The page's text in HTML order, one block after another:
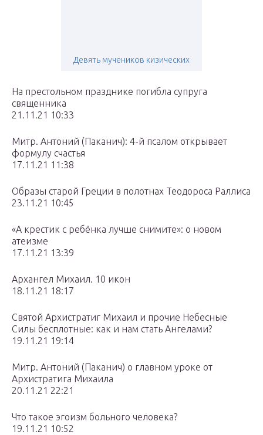
Девять мучеников кизических
На престольном празднике погибла супруга
священника
21.11.21 10:33
Митр. Антоний (Паканич): 4-й псалом открывает
формулу счастья
17.11.21 11:38
Образы старой Греции в полотнах Теодороса Раллиса
23.11.21 10:45
«А крестик с ребёнка лучше снимите»: о новом
атеизме
17.11.21 13:39
Архангел Михаил. 10 икон
18.11.21 18:17
Святой Архистратиг Михаил и прочие Небесные
Силы бесплотные: как и нам стать Ангелами?
19.11.21 19:14
Митр. Антоний (Паканич) о главном уроке от
Архистратига Михаила
20.11.21 22:21
Что такое эгоизм больного человека?
19.11.21 10:52